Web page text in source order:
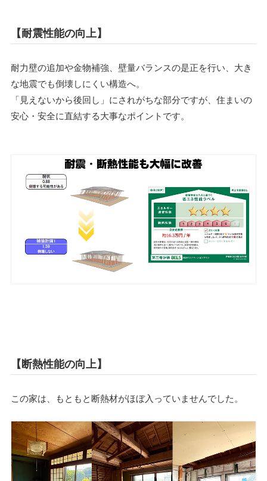
【耐震性能の向上】
耐力壁の追加や金物補強、壁量バランスの是正を行い、大き
な地震でも倒壊しにくい構造へ。
「見えないから後回し」にされがちな部分ですが、住まいの
安心・安全に直結する大事なポイントです。
【断熱性能の向上】
この家は、もともと断熱材がほぼ入っていませんでした。